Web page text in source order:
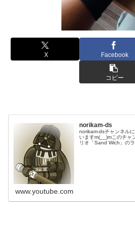
X Facebook
コピー
norikam-ds
norikam-dsチャンネル
いますm(__)mこのチャ
リオ「Sand Wich」の
www.youtube.com